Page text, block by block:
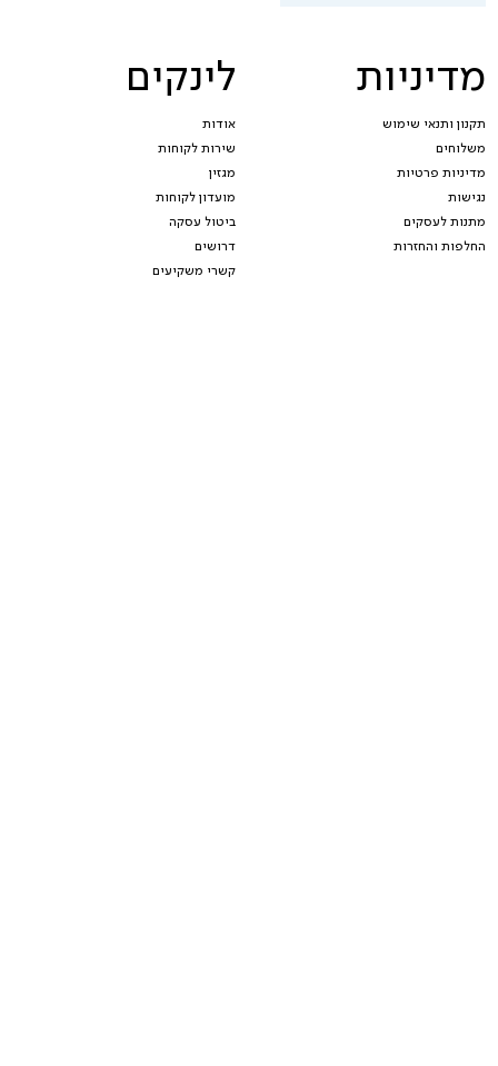
מדיניות
תקנון ותנאי שימוש
משלוחים
מדיניות פרטיות
נגישות
מתנות לעסקים
החלפות והחזרות
לינקים
אודות
שירות לקוחות
מגזין
מועדון לקוחות
ביטול עסקה
דרושים
קשרי משקיעים